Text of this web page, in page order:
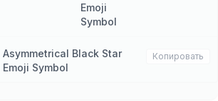
Emoji
Symbol
Asymmetrical Black Star
Emoji Symbol
Копировать